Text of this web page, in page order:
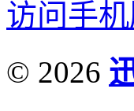
访问手
© 2026